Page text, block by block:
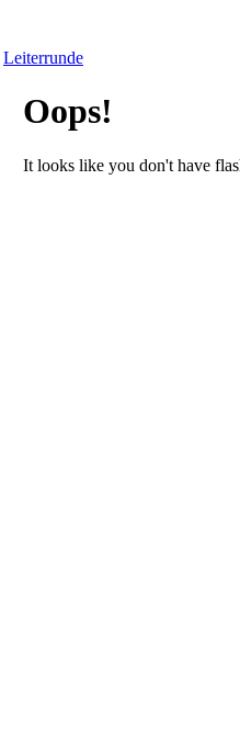
Leiterrunde
Oops!
It looks like you don't have